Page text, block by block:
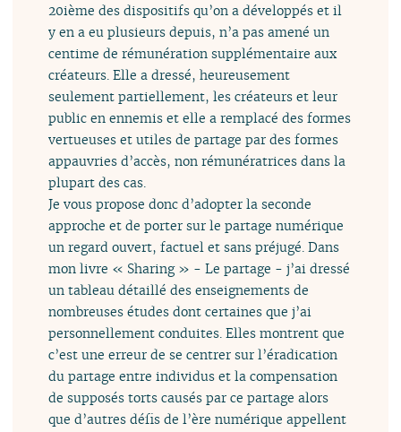
20ième des dispositifs qu’on a développés et il
y en a eu plusieurs depuis, n’a pas amené un
centime de rémunération supplémentaire aux
créateurs. Elle a dressé, heureusement
seulement partiellement, les créateurs et leur
public en ennemis et elle a remplacé des formes
vertueuses et utiles de partage par des formes
appauvries d’accès, non rémunératrices dans la
plupart des cas.
Je vous propose donc d’adopter la seconde
approche et de porter sur le partage numérique
un regard ouvert, factuel et sans préjugé. Dans
mon livre « Sharing » - Le partage - j’ai dressé
un tableau détaillé des enseignements de
nombreuses études dont certaines que j’ai
personnellement conduites. Elles montrent que
c’est une erreur de se centrer sur l’éradication
du partage entre individus et la compensation
de supposés torts causés par ce partage alors
que d’autres défis de l’ère numérique appellent